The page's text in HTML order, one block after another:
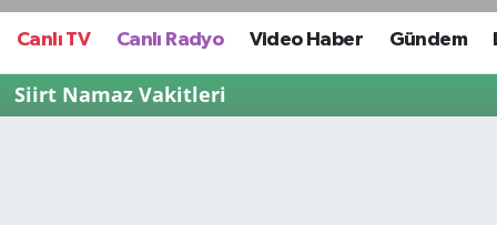
Canlı TV Canlı Radyo Video Haber Gündem
Siirt Namaz Vakitleri
Hava Durumu
Namaz Vakitleri